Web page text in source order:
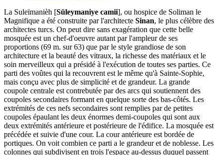
La Suleïmanièh [Süleymaniye camii], ou hospice de Soliman le
Magnifique a été construite par l'architecte Sinan, le plus célèbre des
architectes turcs. On peut dire sans exagération que cette belle
mosquée est un chef-d'oeuvre autant par l'ampleur de ses
proportions (69 m. sur 63) que par le style grandiose de son
architecture et la beauté des vitraux, la richesse des matériaux et le
soin merveilleux qui a présidé à l'exécution de toutes ses parties. Ce
parti des voûtes qui la recouvrent est le même qu'à Sainte-Sophie,
mais conçu avec plus de simplicité et de grandeur. La grande
coupole centrale est contrebutée par des arcs qui soutiennent des
coupoles secondaires formant en quelque sorte des bas-côtés. Les
extrémités de ces nefs secondaires sont remplies par de petites
coupoles épaulant les deux énormes demi-coupoles qui sont aux
deux extrémités antérieure et postérieure de l'édifice. La mosquée est
précédée et suivie d'une cour. La cour antérieure est bordée de
portiques. On voit combien ce parti a le grandeur et de noblesse. Les
colonnes qui subdivisent en trois l'espace au-dessus duquel passent